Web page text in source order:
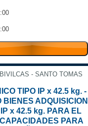
- SANTO TOMAS
TIPO IP x 42.5 kg. -
ADQUISICION
x 42.5 kg. PARA EL
PARA